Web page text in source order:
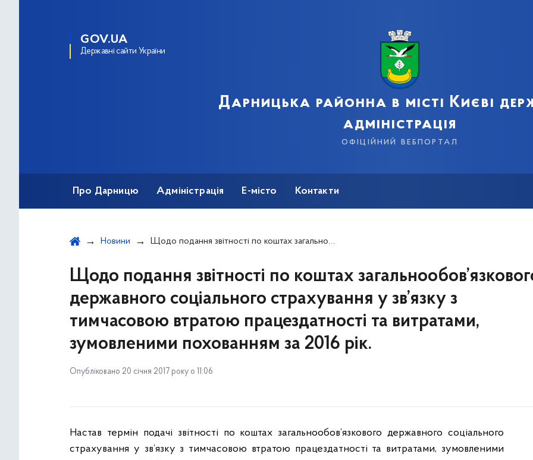
GOV.UA
Державні сайти України
Дарницька районна в місті Києві
адміністрація
офіційний вебпортал
Про Дарницю Адміністрація Е-місто Контакти
Новини Щодо подання звітності по коштах загальнообов’язкового державного соціального страхування у зв’язку з тимчасовою втратою працездатності та витратами, зумовленими похованням за 2016 рік.
Щодо подання звітності по коштах
державного соціального страхування у зв’язку з
тимчасовою втратою працездатності та витратами,
зумовленими похованням за 2016 рік.
Опубліковано 20 січня 2017 року о 11:06
Настав термін подачі звітності по коштах загальнообов’язкового державного соціального
страхування у зв’язку з тимчасовою втратою працездатності та витратами, зумовленими